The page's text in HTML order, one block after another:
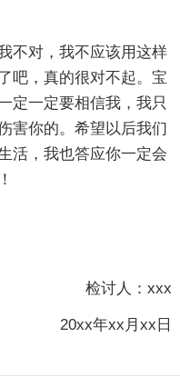
不对，我不应该用这样
吧，真的很对不起。宝
定一定要相信我，我只
害你的。希望以后我们
活，我也答应你一定会
检讨人：xxx
20xx年xx月xx日